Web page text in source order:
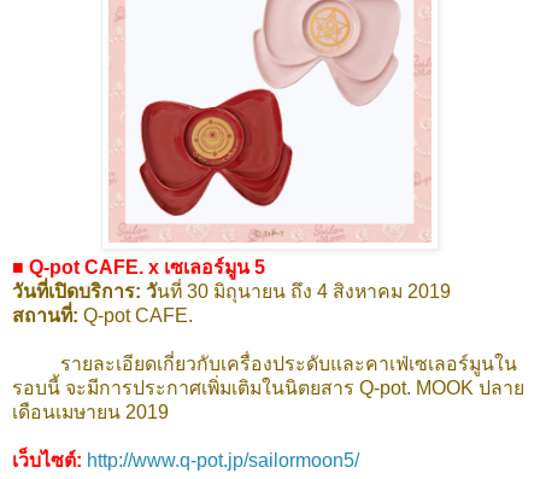
■ Q-pot CAFE. x เซเลอร์มูน 5
วันที่เปิดบริการ: วันที่ 30 มิถุนายน ถึง 4 สิงหาคม 2019
สถานที่: Q-pot CAFE.
รายละเอียดเกี่ยวกับเครื่องประดับและคาเฟ่เซเลอร์มูนใน
รอบนี้ จะมีการประกาศเพิ่มเติมในนิตยสาร Q-pot. MOOK ปลาย
เดือนเมษายน 2019
เว็บไซต์: http://www.q-pot.jp/sailormoon5/